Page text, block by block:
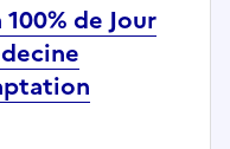
de Jour